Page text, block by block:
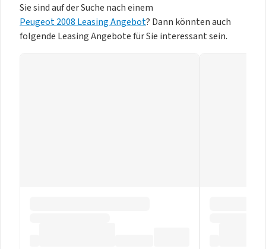
Sie sind auf der Suche nach einem
Peugeot 2008 Leasing Angebot? Dann könnten auch
folgende Leasing Angebote für Sie interessant sein.